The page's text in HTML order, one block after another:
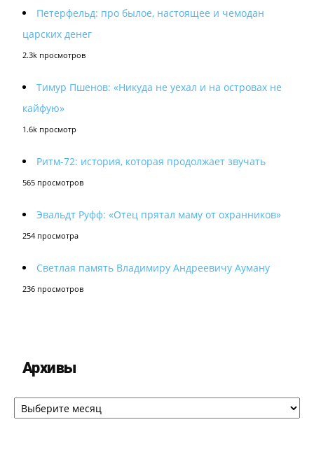
Петерфельд: про былое, настоящее и чемодан
царских денег
2.3k просмотров
Тимур Пшенов: «Никуда не уехал и на островах не
кайфую»
1.6k просмотр
Ритм-72: история, которая продолжает звучать
565 просмотров
Эвальдт Руфф: «Отец прятал маму от охранников»
254 просмотра
Светлая память Владимиру Андреевичу Ауману
236 просмотров
Архивы
Архивы